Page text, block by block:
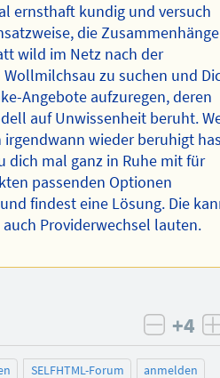
ernsthaft kundig und versuch
die
wild im Netz nach der
zu suchen und
Angebote aufzuregen, deren
auf Unwissenheit beruht.
irgendwann wieder beruhigt
dich mal ganz in Ruhe mit für
passenden Optionen
findest eine Lösung. Die
Providerwechsel lauten.
+4
SELFHTML-Forum
anmelden